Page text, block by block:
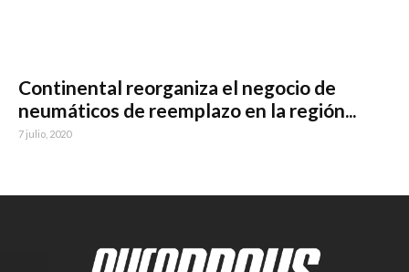
Continental reorganiza el negocio de
neumáticos de reemplazo en la región...
7 julio, 2020